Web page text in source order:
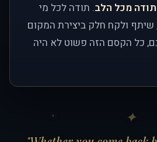
תודה מכל הלב. תודה לכל מי
ולקח חלק ביצירת המקום
כל הקסם הזה פשוט לא היה